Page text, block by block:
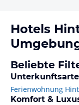
Hotels
Beliebte
Ferienwohnung
Komfort &